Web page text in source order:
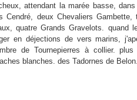
attendant la marée basse, dans
Cendré, deux Chevaliers
quatre Grands Gravelots. quand
en déjections de vers marins,
de Tournepierres à collier.
blanches. des Tadornes de